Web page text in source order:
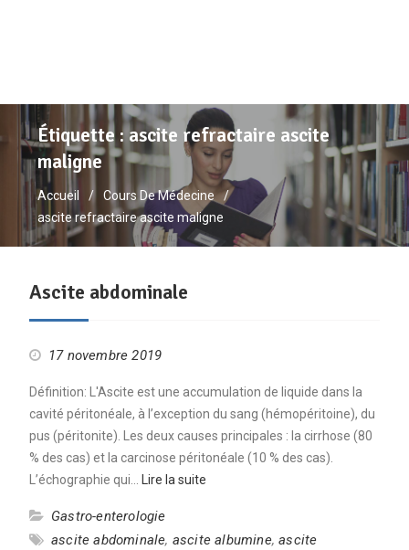
Étiquette : ascite refractaire ascite
maligne
Accueil
Cours De Médecine
ascite refractaire ascite maligne
Ascite abdominale
17 novembre 2019
Définition: L'Ascite est une accumulation de liquide dans la
cavité péritonéale, à l’exception du sang (hémopéritoine), du
pus (péritonite). Les deux causes principales : la cirrhose (80
% des cas) et la carcinose péritonéale (10 % des cas).
L’échographie qui…
Lire la suite
Gastro-enterologie
ascite abdominale, ascite albumine,ascite